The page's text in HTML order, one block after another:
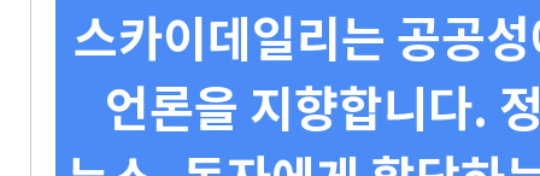
스카이데일리는 공공
언론을 지향합니다.